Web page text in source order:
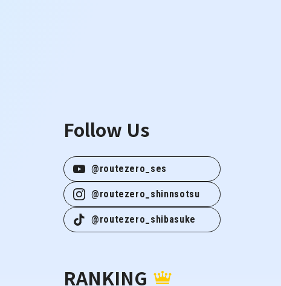
Follow Us
@routezero_ses
@routezero_shinnsotsu
@routezero_shibasuke
RANKING